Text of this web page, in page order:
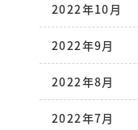
2022年10月
2022年9月
2022年8月
2022年7月